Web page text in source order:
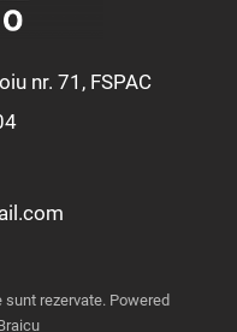
nr. 71, FSPAC
rezervate. Powered